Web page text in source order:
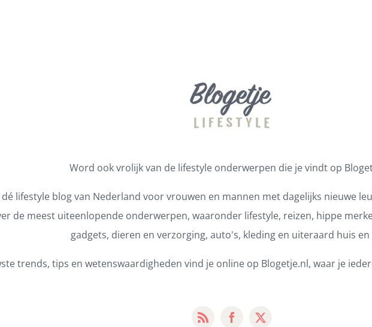
Word ook vrolijk van de lifestyle onderwerpen die je vindt op
dé lifestyle blog van Nederland voor vrouwen en mannen met dagelijks nieuwe
de meest uiteenlopende onderwerpen, waaronder lifestyle, reizen, hippe
gadgets, dieren en verzorging, auto's, kleding en uiteraard huis
trends, tips en wetenswaardigheden vind je online op Blogetje.nl, waar je